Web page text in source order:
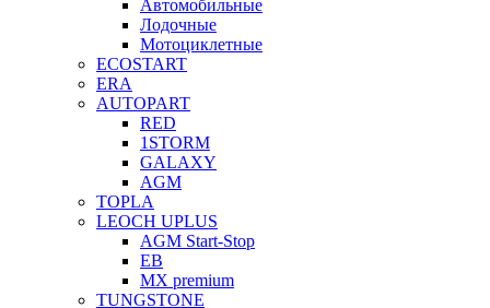
Автомобильные
Лодочные
Мотоциклетные
ECOSTART
ERA
AUTOPART
RED
1STORM
GALAXY
AGM
TOPLA
LEOCH UPLUS
AGM Start-Stop
EB
MX premium
TUNGSTONE